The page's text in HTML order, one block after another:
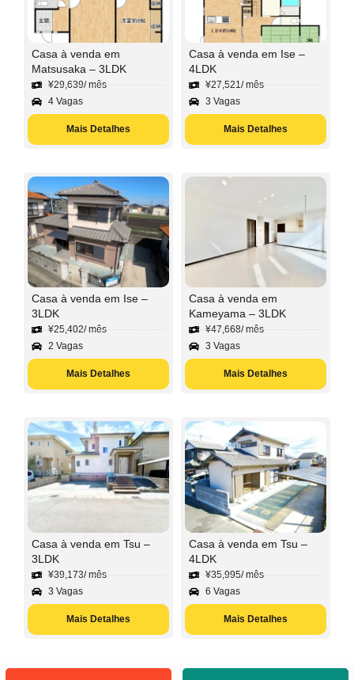
Casa à venda em
Matsusaka – 3LDK
¥29,639/ mês
4 Vagas
Mais Detalhes
Casa à venda em Ise –
4LDK
¥27,521/ mês
3 Vagas
Mais Detalhes
Casa à venda em Ise –
3LDK
¥25,402/ mês
2 Vagas
Mais Detalhes
Casa à venda em
Kameyama – 3LDK
¥47,668/ mês
3 Vagas
Mais Detalhes
Casa à venda em Tsu –
3LDK
¥39,173/ mês
3 Vagas
Mais Detalhes
Casa à venda em Tsu –
4LDK
¥35,995/ mês
6 Vagas
Mais Detalhes